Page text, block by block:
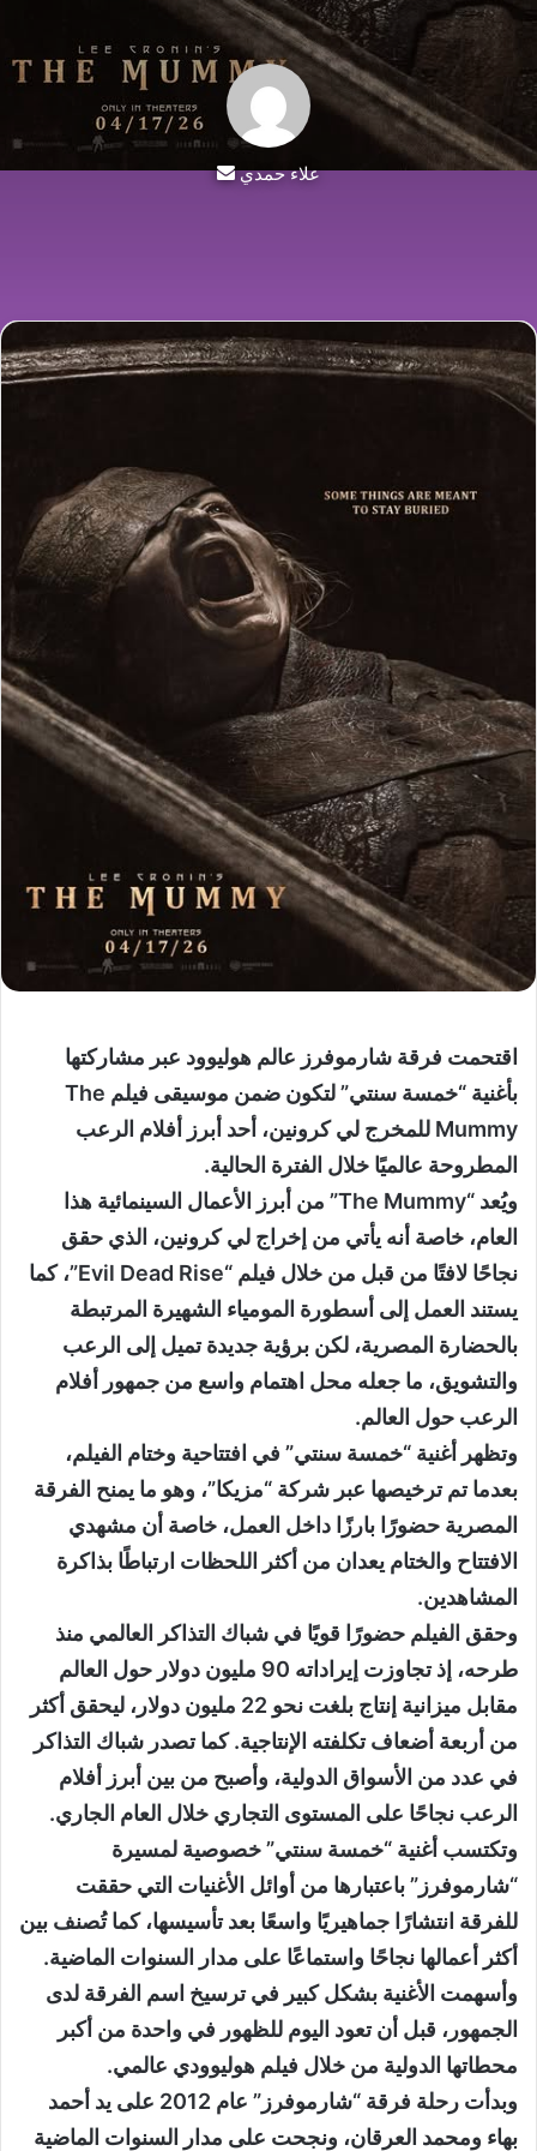
علاء حمدي
أرسل
اقتحمت فرقة شارموفرز عالم هوليوود عبر مشاركتها
بأغنية “خمسة سنتي” لتكون ضمن موسيقى فيلم The
Mummy للمخرج لي كرونين، أحد أبرز أفلام الرعب
المطروحة عالميًا خلال الفترة الحالية.
ويُعد “The Mummy” من أبرز الأعمال السينمائية هذا
العام، خاصة أنه يأتي من إخراج لي كرونين، الذي حقق
نجاحًا لافتًا من قبل من خلال فيلم “Evil Dead Rise”، كما
يستند العمل إلى أسطورة المومياء الشهيرة المرتبطة
بالحضارة المصرية، لكن برؤية جديدة تميل إلى الرعب
والتشويق، ما جعله محل اهتمام واسع من جمهور أفلام
الرعب حول العالم.
وتظهر أغنية “خمسة سنتي” في افتتاحية وختام الفيلم،
بعدما تم ترخيصها عبر شركة “مزيكا”، وهو ما يمنح الفرقة
المصرية حضورًا بارزًا داخل العمل، خاصة أن مشهدي
الافتتاح والختام يعدان من أكثر اللحظات ارتباطًا بذاكرة
المشاهدين.
وحقق الفيلم حضورًا قويًا في شباك التذاكر العالمي منذ
طرحه، إذ تجاوزت إيراداته 90 مليون دولار حول العالم
مقابل ميزانية إنتاج بلغت نحو 22 مليون دولار، ليحقق أكثر
من أربعة أضعاف تكلفته الإنتاجية. كما تصدر شباك التذاكر
في عدد من الأسواق الدولية، وأصبح من بين أبرز أفلام
الرعب نجاحًا على المستوى التجاري خلال العام الجاري.
وتكتسب أغنية “خمسة سنتي” خصوصية لمسيرة
“شارموفرز” باعتبارها من أوائل الأغنيات التي حققت
للفرقة انتشارًا جماهيريًا واسعًا بعد تأسيسها، كما تُصنف بين
أكثر أعمالها نجاحًا واستماعًا على مدار السنوات الماضية.
وأسهمت الأغنية بشكل كبير في ترسيخ اسم الفرقة لدى
الجمهور، قبل أن تعود اليوم للظهور في واحدة من أكبر
محطاتها الدولية من خلال فيلم هوليوودي عالمي.
وبدأت رحلة فرقة “شارموفرز” عام 2012 على يد أحمد
بهاء ومحمد العرقان، ونجحت على مدار السنوات الماضية